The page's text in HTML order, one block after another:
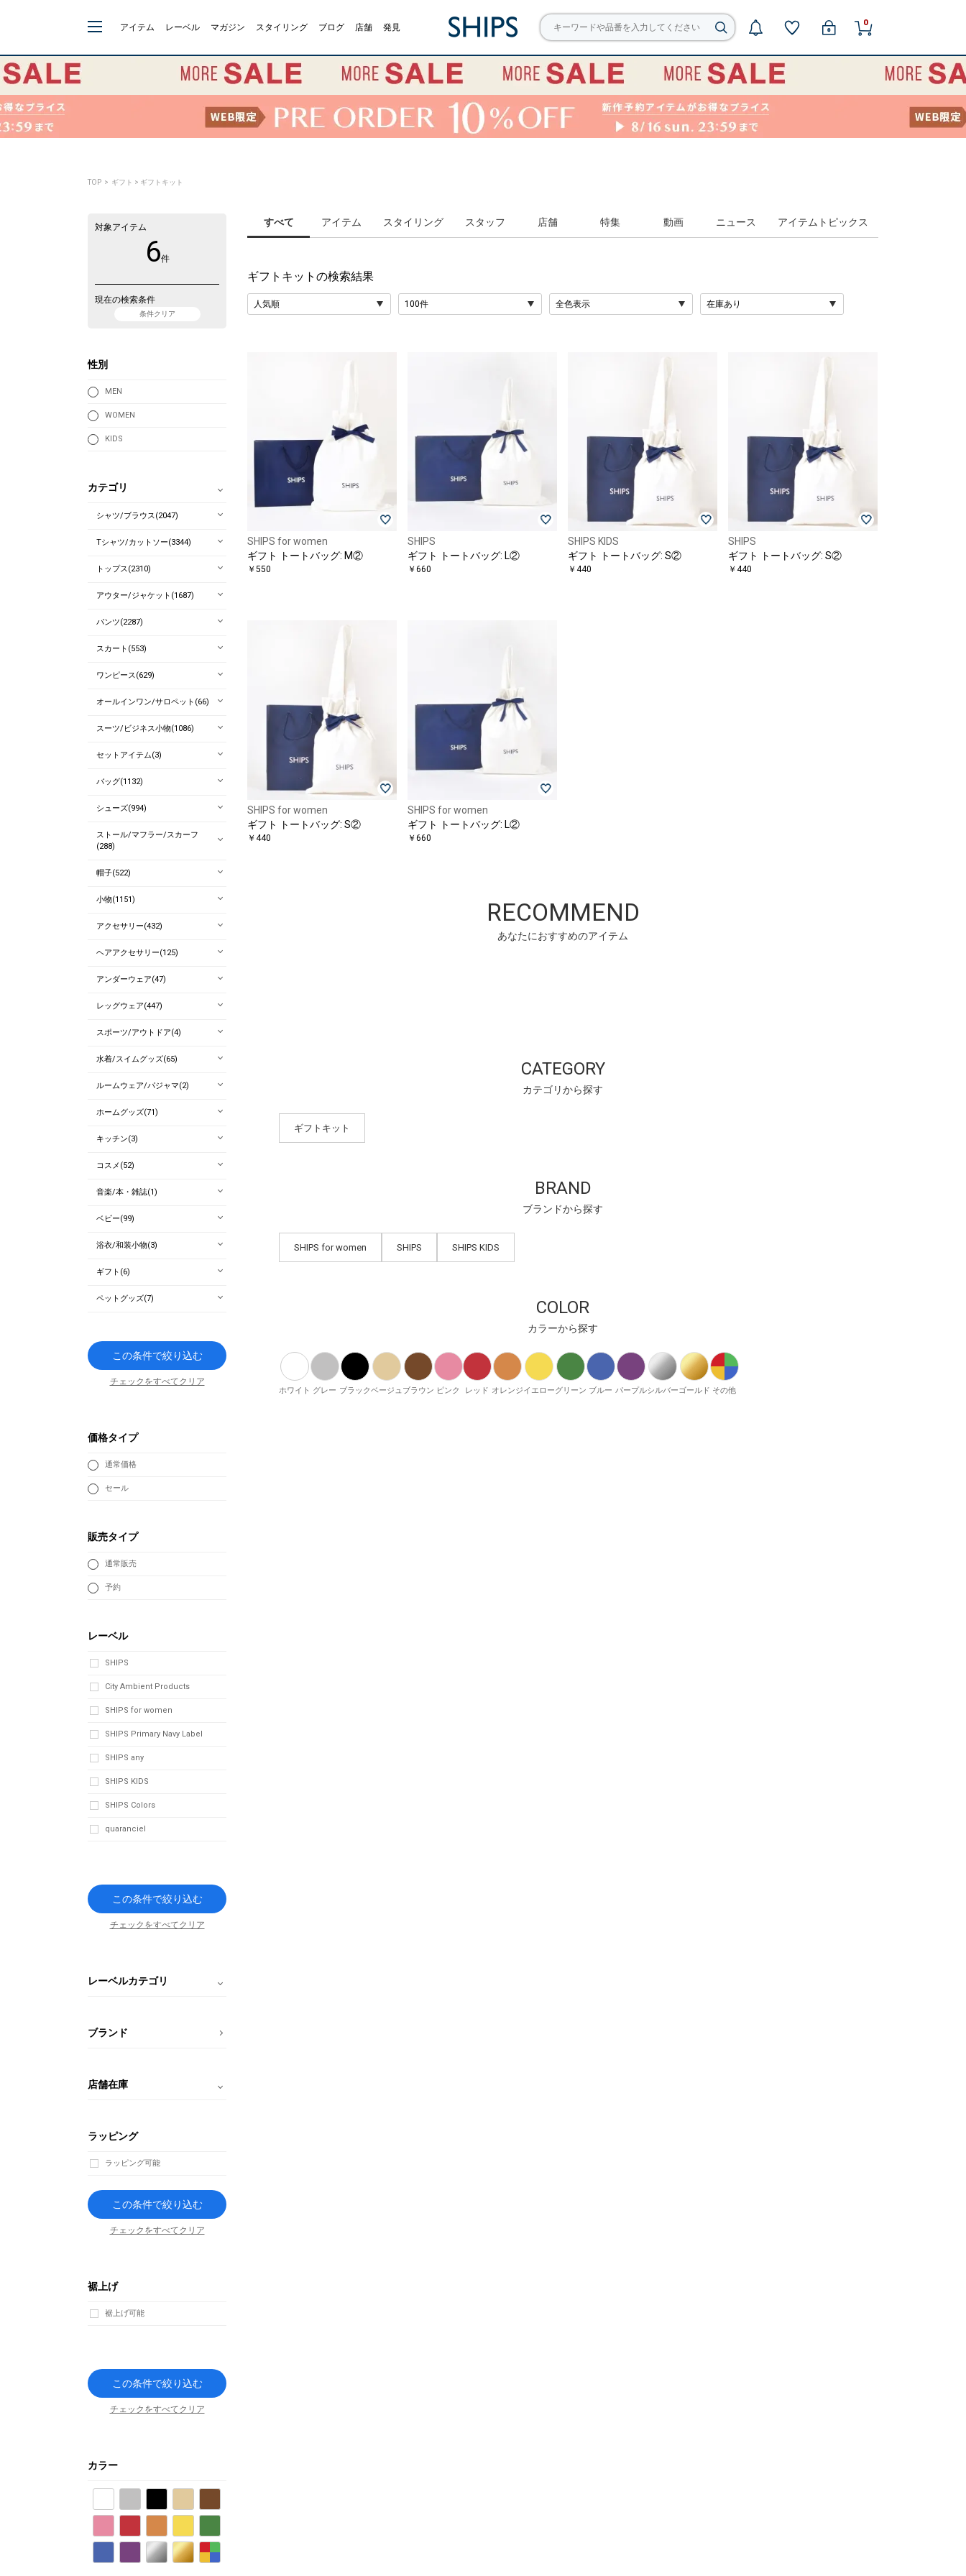
アイテム レーベル マガジン スタイリング ブログ 店舗 発見 0
TOP > ギフト > ギフトキット
すべて アイテム スタイリング スタッフ 店舗 特集 動画 ニュース アイテムトピックス
ギフトキット の検索結果
SHIPS for women
ギフト トートバッグ: M②
￥550
SHIPS
ギフト トートバッグ: L②
￥660
SHIPS KIDS
ギフト トートバッグ: S②
￥440
SHIPS
ギフト トートバッグ: S②
￥440
SHIPS for women
ギフト トートバッグ: S②
￥440
SHIPS for women
ギフト トートバッグ: L②
￥660
RECOMMEND
あなたにおすすめのアイテム
CATEGORY
カテゴリから探す
ギフトキット
BRAND
ブランドから探す
SHIPS for women SHIPS SHIPS KIDS
COLOR
カラーから探す
ホワイト グレー ブラックベージュ ブラウン ピンク レッド オレンジイエローグリーン ブルー パープルシルバーゴールド その他
対象アイテム
6件
現在の検索条件
条件クリア
性別
MEN
WOMEN
KIDS
カテゴリ
シャツ/ブラウス(2047)
Tシャツ/カットソー(3344)
トップス(2310)
アウター/ジャケット(1687)
パンツ(2287)
スカート(553)
ワンピース(629)
オールインワン/サロペット(66)
スーツ/ビジネス小物(1086)
セットアイテム(3)
バッグ(1132)
シューズ(994)
ストール/マフラー/スカーフ
(288)
帽子(522)
小物(1151)
アクセサリー(432)
ヘアアクセサリー(125)
アンダーウェア(47)
レッグウェア(447)
スポーツ/アウトドア(4)
水着/スイムグッズ(65)
ルームウェア/パジャマ(2)
ホームグッズ(71)
キッチン(3)
コスメ(52)
音楽/本・雑誌(1)
ベビー(99)
浴衣/和装小物(3)
ギフト(6)
ペットグッズ(7)
この条件で絞り込む
チェックをすべてクリア
価格タイプ
通常価格
セール
販売タイプ
通常販売
予約
レーベル
SHIPS
City Ambient Products
SHIPS for women
SHIPS Primary Navy Label
SHIPS any
SHIPS KIDS
SHIPS Colors
quaranciel
この条件で絞り込む
チェックをすべてクリア
レーベルカテゴリ
ブランド
店舗在庫
ラッピング
ラッピング可能
この条件で絞り込む
チェックをすべてクリア
裾上げ
裾上げ可能
この条件で絞り込む
チェックをすべてクリア
カラー
パープル シルバー ゴールド